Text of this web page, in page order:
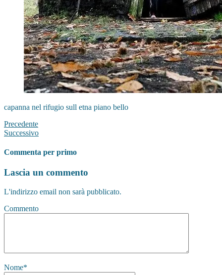
capanna nel rifugio sull etna piano bello
Precedente
Successivo
Commenta per primo
Lascia un commento
L'indirizzo email non sarà pubblicato.
Commento
Nome*